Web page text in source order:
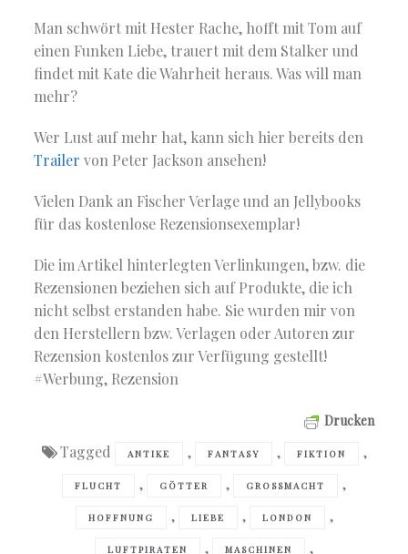
Man schwört mit Hester Rache, hofft mit Tom auf
einen Funken Liebe, trauert mit dem Stalker und
findet mit Kate die Wahrheit heraus. Was will man
mehr?
Wer Lust auf mehr hat, kann sich hier bereits den
Trailer von Peter Jackson ansehen!
Vielen Dank an Fischer Verlage und an Jellybooks
für das kostenlose Rezensionsexemplar!
Die im Artikel hinterlegten Verlinkungen, bzw. die
Rezensionen beziehen sich auf Produkte, die ich
nicht selbst erstanden habe. Sie wurden mir von
den Herstellern bzw. Verlagen oder Autoren zur
Rezension kostenlos zur Verfügung gestellt!
#Werbung, Rezension
Drucken
Tagged ANTIKE , FANTASY , FIKTION ,
FLUCHT , GÖTTER , GROSSMACHT ,
HOFFNUNG , LIEBE , LONDON ,
LUFTPIRATEN , MASCHINEN ,